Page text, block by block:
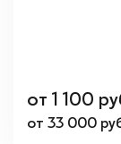
от 1 100
от 33 000